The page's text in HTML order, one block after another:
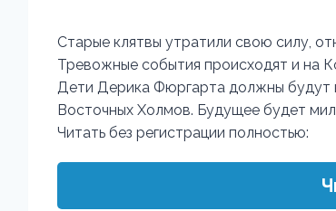
Старые клятвы утратили свою силу,
Тревожные события происходят и на
Дети Дерика Фюргарта должны будут
Восточных Холмов. Будущее будет
Читать без регистрации полностью: